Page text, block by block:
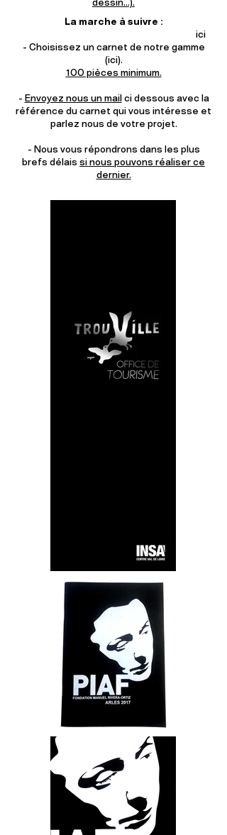
dessin...).
La marche à suivre :
- Choisissez un carnet de notre gamme
(ici).
100 pièces minimum.
- Envoyez nous un mail ci dessous avec la
référence du carnet qui vous intéresse et
parlez nous de votre projet.
- Nous vous répondrons dans les plus
brefs délais si nous pouvons réaliser ce
dernier.
ici